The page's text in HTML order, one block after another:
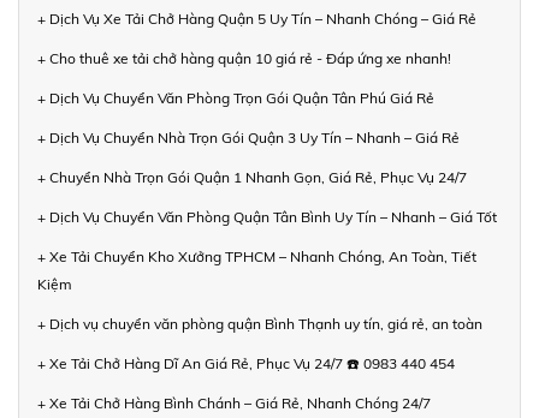
+ Dịch Vụ Xe Tải Chở Hàng Quận 5 Uy Tín – Nhanh Chóng – Giá Rẻ
+ Cho thuê xe tải chở hàng quận 10 giá rẻ - Đáp ứng xe nhanh!
+ Dịch Vụ Chuyển Văn Phòng Trọn Gói Quận Tân Phú Giá Rẻ
+ Dịch Vụ Chuyển Nhà Trọn Gói Quận 3 Uy Tín – Nhanh – Giá Rẻ
+ Chuyển Nhà Trọn Gói Quận 1 Nhanh Gọn, Giá Rẻ, Phục Vụ 24/7
+ Dịch Vụ Chuyển Văn Phòng Quận Tân Bình Uy Tín – Nhanh – Giá Tốt
+ Xe Tải Chuyển Kho Xưởng TPHCM – Nhanh Chóng, An Toàn, Tiết
Kiệm
+ Dịch vụ chuyển văn phòng quận Bình Thạnh uy tín, giá rẻ, an toàn
+ Xe Tải Chở Hàng Dĩ An Giá Rẻ, Phục Vụ 24/7 ☎️ 0983 440 454
+ Xe Tải Chở Hàng Bình Chánh – Giá Rẻ, Nhanh Chóng 24/7